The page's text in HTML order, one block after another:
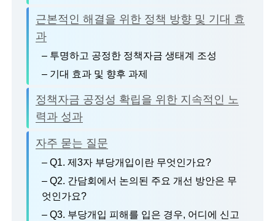
근본적인 해결을 위한 정책 방향 및 기대 효
과
– 투명하고 공정한 정책자금 생태계 조성
– 기대 효과 및 향후 과제
정책자금 공정성 확립을 위한 지속적인 노
력과 성과
자주 묻는 질문
– Q1. 제3자 부당개입이란 무엇인가요?
– Q2. 간담회에서 논의된 주요 개선 방안은 무
엇인가요?
– Q3. 부당개입 피해를 입은 경우, 어디에 신고